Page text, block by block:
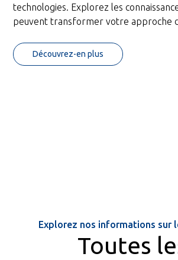
technologies. Explorez les
peuvent transformer votre approche
Découvrez-en plus
Explorez nos informations sur
Toutes